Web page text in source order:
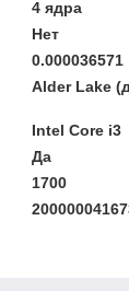
4 ядра
Нет
0.000036571
Alder Lake
Intel Core i3
Да
1700